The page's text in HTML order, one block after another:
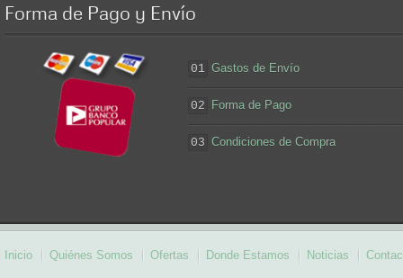
Forma de Pago y Envío
01 Gastos de Envío
02 Forma de Pago
03 Condiciones de Compra
Inicio Quiénes Somos Ofertas Donde Estamos Noticias